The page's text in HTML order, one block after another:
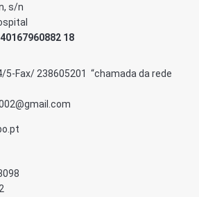
s/n
18
Fax/ 238605201 “chamada da rede